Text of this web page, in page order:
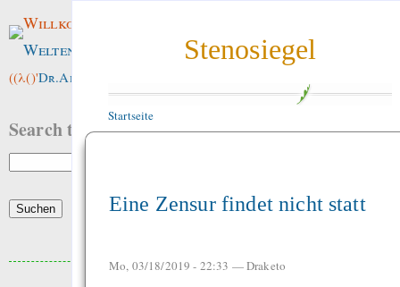
Stenosiegel
Startseite
Eine Zensur findet nicht statt
Mo, 03/18/2019 - 22:33 —Draketo
Willkommen im
Weltenwald
((λ()'Dr.ArneBab
Search this site: